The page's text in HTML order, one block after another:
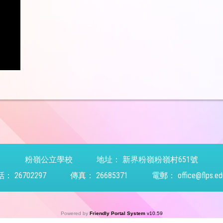
粉嶺公立學校 地址：
新界粉嶺粉嶺村651號
： 26702297 傳真： 26685371 電郵：
Powered by Friendly Portal System v10.59